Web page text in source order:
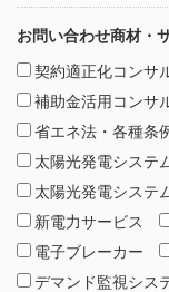
お問い合わせ商材・
契約適正化コンサ
補助金活用コンサ
省エネ法・各種条
太陽光発電システ
太陽光発電システ
新電力サービス
電子ブレーカー
デマンド監視シス